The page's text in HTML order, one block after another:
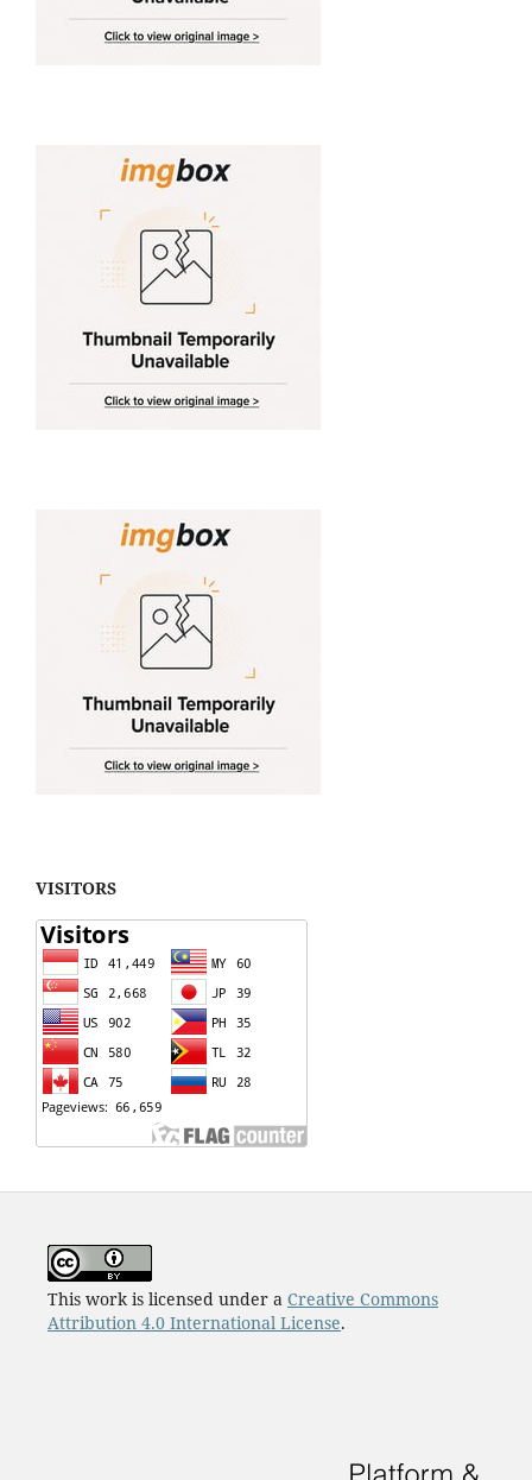
VISITORS
This work is licensed under a Creative Commons
Attribution 4.0 International License.